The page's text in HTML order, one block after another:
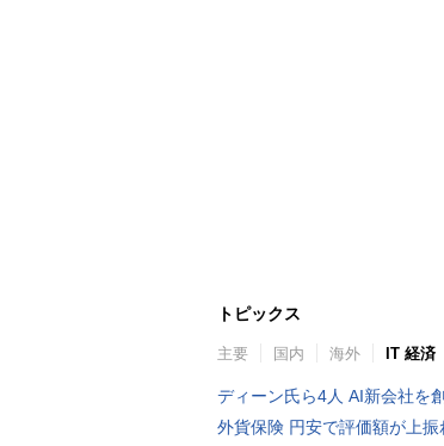
トピックス
主要 国内 海外 IT 経済
ディーン氏ら4人 AI新会社を
外貨保険 円安で評価額が上振